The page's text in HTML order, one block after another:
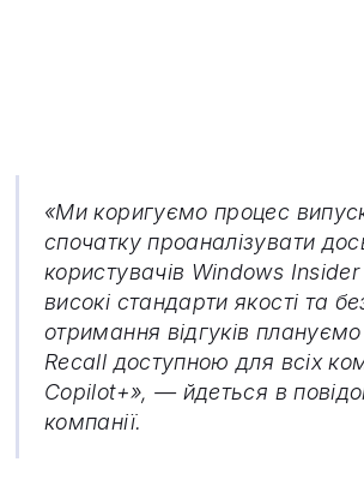
«Ми коригуємо процес
спочатку проаналізувати
користувачів Windows Insider
високі стандарти якості та
отримання відгуків
Recall доступною для всіх
Copilot+», — йдеться в
компанії.